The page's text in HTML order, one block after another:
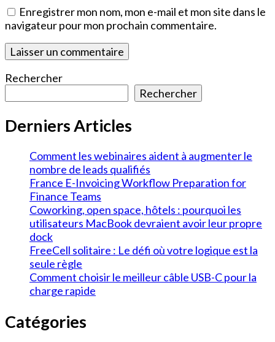
Enregistrer mon nom, mon e-mail et mon site dans le
navigateur pour mon prochain commentaire.
Rechercher
Rechercher
Derniers Articles
Comment les webinaires aident à augmenter le
nombre de leads qualifiés
France E-Invoicing Workflow Preparation for
Finance Teams
Coworking, open space, hôtels : pourquoi les
utilisateurs MacBook devraient avoir leur propre
dock
FreeCell solitaire : Le défi où votre logique est la
seule règle
Comment choisir le meilleur câble USB-C pour la
charge rapide
Catégories